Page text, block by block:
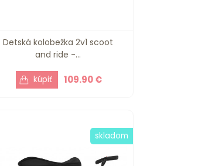
Detská kolobežka 2v1 scoot
and ride -...
109.90 €
skladom